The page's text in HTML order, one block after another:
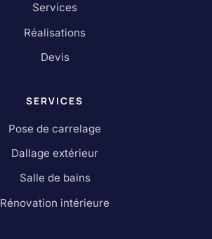
Services
Réalisations
Devis
SERVICES
Pose de carrelage
Dallage extérieur
Salle de bains
Rénovation intérieure